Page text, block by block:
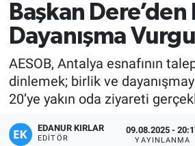
Başkan
Dayanışma
AESOB, Antalya esnafının
dinlemek; birlik ve
20’ye yakın oda ziyareti
EDANUR KIRLAR
EDITÖR
09.08.2025 -
YAYINLANMA